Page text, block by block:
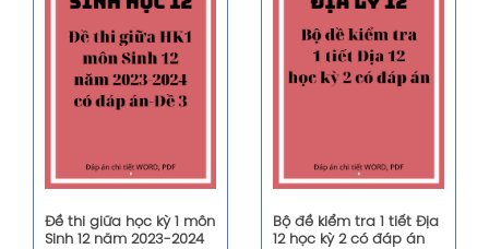
Đề thi giữa học kỳ 1 môn
Sinh 12 năm 2023-2024
Bộ đề kiểm tra 1 tiết Địa
12 học kỳ 2 có đáp án